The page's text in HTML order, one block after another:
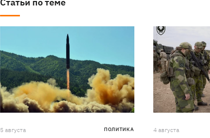
Статьи по теме
5 августа ПОЛИТИКА 4 августа